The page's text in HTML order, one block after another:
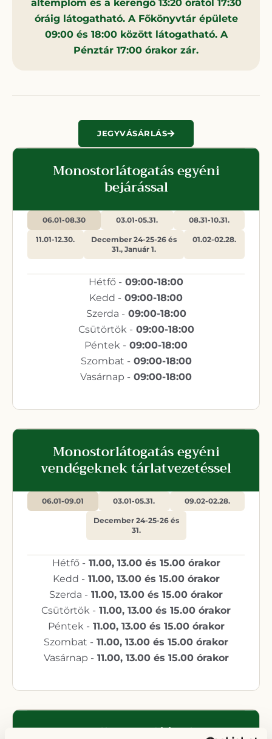
altemplom és a kerengő 13:20 órától 17:30
óráig látogatható. A Főkönyvtár épülete
09:00 és 18:00 között látogatható. A
Pénztár 17:00 órakor zár.
JEGYVÁSÁRLÁS
Monostorlátogatás egyéni
bejárással
06.01-08.30 03.01-05.31. 08.31-10.31.
11.01-12.30.
December 24-25-26 és
31., Január 1.
01.02-02.28.
Hétfő - 09:00-18:00
Kedd - 09:00-18:00
Szerda - 09:00-18:00
Csütörtök - 09:00-18:00
Péntek - 09:00-18:00
Szombat - 09:00-18:00
Vasárnap - 09:00-18:00
Monostorlátogatás egyéni
vendégeknek tárlatvezetéssel
06.01-09.01 03.01-05.31. 09.02-02.28.
December 24-25-26 és
31.
Hétfő - 11.00, 13.00 és 15.00 órakor
Kedd - 11.00, 13.00 és 15.00 órakor
Szerda - 11.00, 13.00 és 15.00 órakor
Csütörtök - 11.00, 13.00 és 15.00 órakor
Péntek - 11.00, 13.00 és 15.00 órakor
Szombat - 11.00, 13.00 és 15.00 órakor
Vasárnap - 11.00, 13.00 és 15.00 órakor
Tricollis fogadóépület